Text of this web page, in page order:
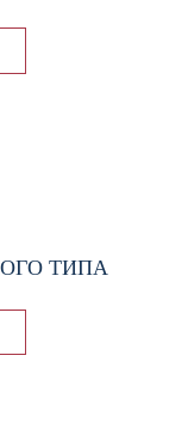
ТИПА